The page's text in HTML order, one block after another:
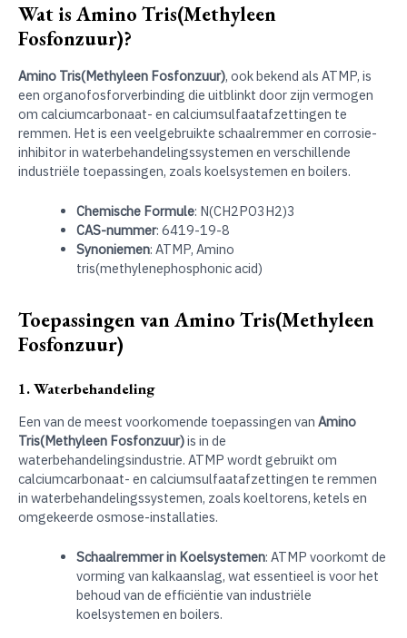
Wat is Amino Tris(Methyleen
Fosfonzuur)?
Amino Tris(Methyleen Fosfonzuur), ook bekend als ATMP, is
een organofosforverbinding die uitblinkt door zijn vermogen
om calciumcarbonaat- en calciumsulfaatafzettingen te
remmen. Het is een veelgebruikte schaalremmer en corrosie-
inhibitor in waterbehandelingssystemen en verschillende
industriële toepassingen, zoals koelsystemen en boilers.
Chemische Formule: N(CH2PO3H2)3
CAS-nummer: 6419-19-8
Synoniemen: ATMP, Amino
tris(methylenephosphonic acid)
Toepassingen van Amino Tris(Methyleen
Fosfonzuur)
1. Waterbehandeling
Een van de meest voorkomende toepassingen van Amino
Tris(Methyleen Fosfonzuur)is in de
waterbehandelingsindustrie. ATMP wordt gebruikt om
calciumcarbonaat- en calciumsulfaatafzettingen te remmen
in waterbehandelingssystemen, zoals koeltorens, ketels en
omgekeerde osmose-installaties.
Schaalremmer in Koelsystemen: ATMP voorkomt de
vorming van kalkaanslag, wat essentieel is voor het
behoud van de efficiëntie van industriële
koelsystemen en boilers.